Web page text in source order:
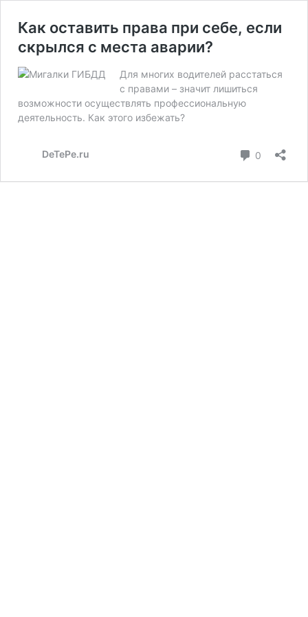
Как оставить права при себе, если
скрылся с места аварии?
Для многих водителей расстаться
с правами – значит лишиться
возможности осуществлять профессиональную
деятельность. Как этого избежать?
DeTePe.ru 0